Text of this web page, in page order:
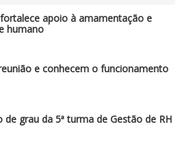
apoio à amamentação e
humano
e conhecem o funcionamento
de grau da 5ª turma de Gestão de RH